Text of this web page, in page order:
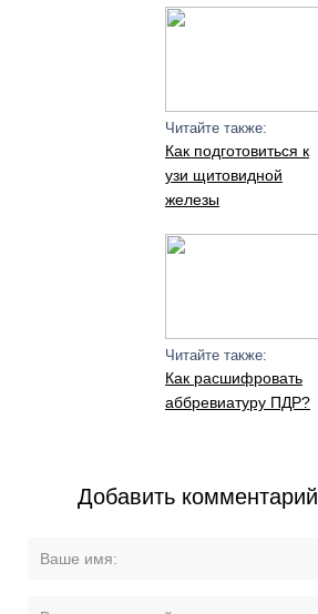
Читайте также:
Как подготовиться к
узи щитовидной
железы
Читайте также:
Как расшифровать
аббревиатуру ПДР?
Добавить комментарий